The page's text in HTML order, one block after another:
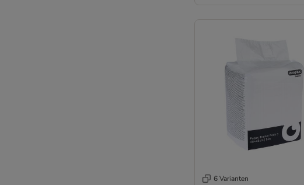
6 Varianten